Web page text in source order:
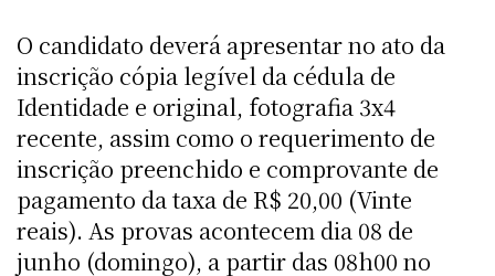
O candidato deverá apresentar no ato da
inscrição cópia legível da cédula de
Identidade e original, fotografia 3x4
recente, assim como o requerimento de
inscrição preenchido e comprovante de
pagamento da taxa de R$ 20,00 (Vinte
reais). As provas acontecem dia 08 de
junho (domingo), a partir das 08h00 no